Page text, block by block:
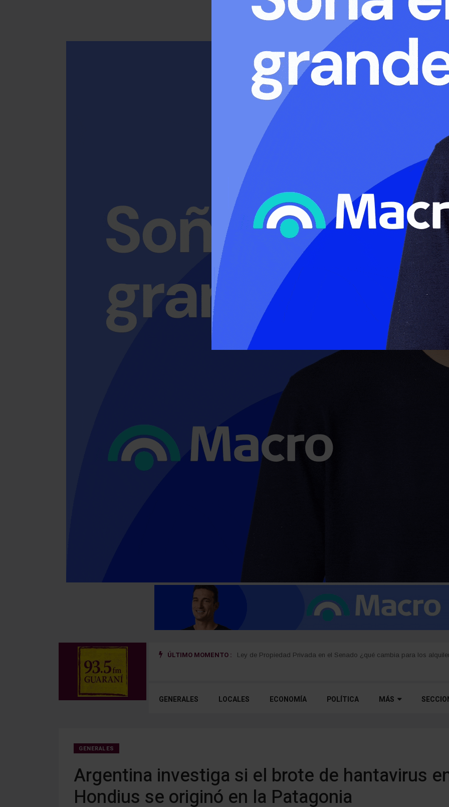
ÚLTIMO MOMENTO :
en la historia de River Ley de Propiedad Privada en el Senado ¿qué cambia para los
GENERALES LOCALES ECONOMÍA POLÍTICA MÁS
GENERALES
Argentina investiga si el brote de hantavirus
Hondius se originó en la Patagonia